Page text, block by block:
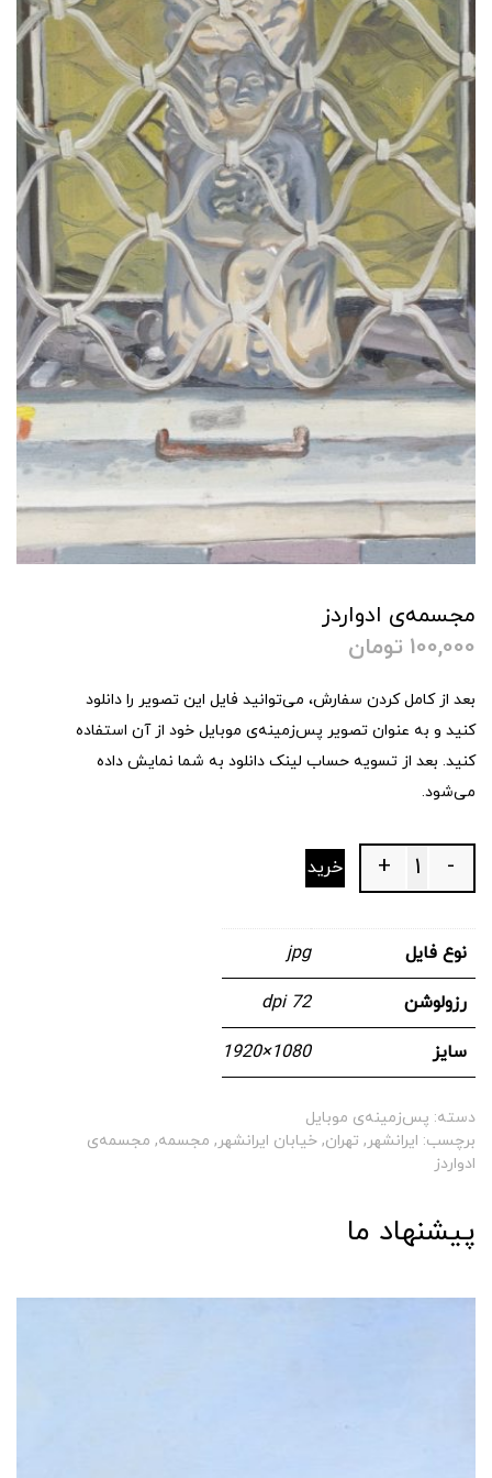
مجسمه‌ی ادواردز
100,000 تومان
بعد از کامل کردن سفارش، می‌توانید فایل این تصویر را دانلود
کنید و به عنوان تصویر پس‌زمینه‌ی موبایل خود از آن استفاده
کنید. بعد از تسویه حساب لینک دانلود به شما نمایش داده
می‌شود.
Quantity -
+ خرید
نوع فایل jpg
رزولوشن 72 dpi
سایز 1080 × 1920
دسته: پس‌زمینه‌ی موبایل
برچسب: ایرانشهر , تهران, خیابان ایرانشهر , مجسمه, مجسمه‌ی
ادواردز
پیشنهاد ما